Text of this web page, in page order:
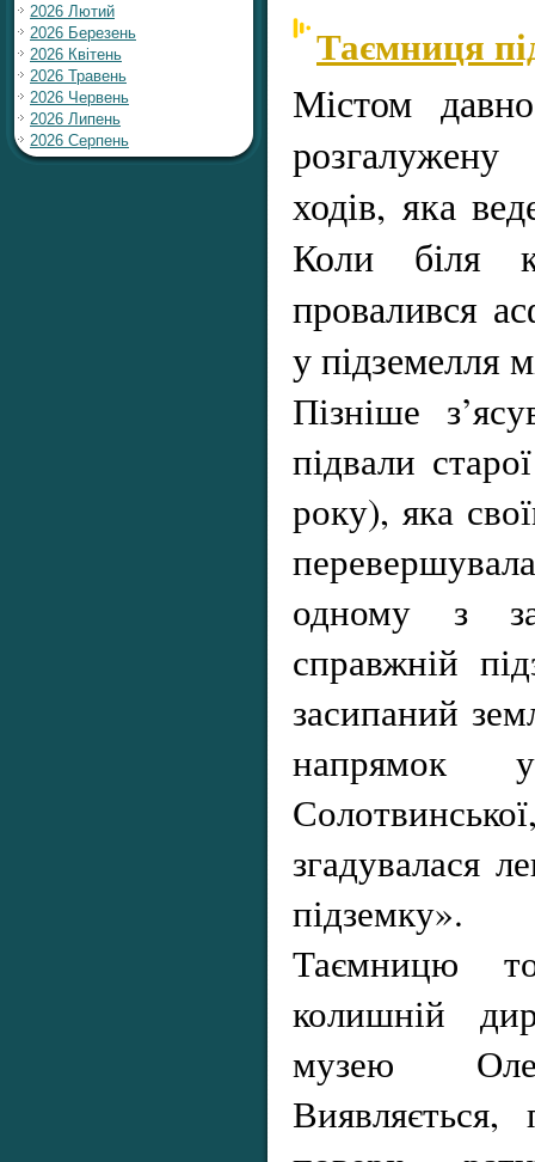
2026 Лютий
2026 Березень
2026 Квітень
2026 Травень
2026 Червень
2026 Липень
2026 Серпень
Таємниця
Містом
ходів, яка
Коли біля
провалився
у підземелля
Пізніше
підвали
року), яка
одному з
справжній
засипаний
напрямок
згадувалася
підземку».
Таємницю
колишній
музею